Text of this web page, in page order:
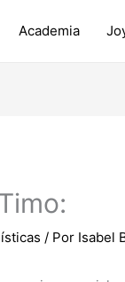
Academia
/ Por Isabel